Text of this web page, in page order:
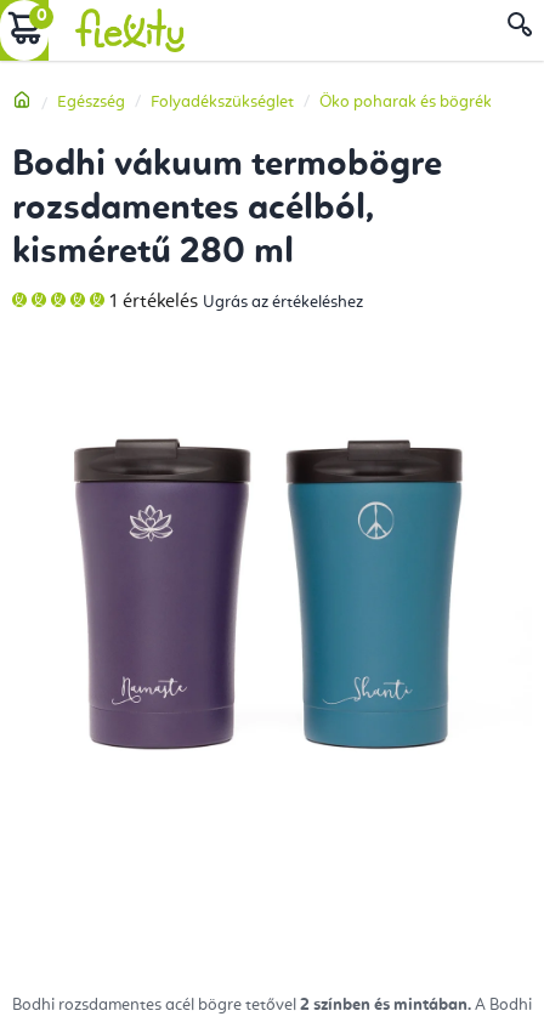
Ugrás
a
tartalomhoz
KOSÁR
Kezdőlap
Egészség Folyadékszükséglet Öko poharak és bögrék
Bodhi rozsdamentes acél bögre tetővel 2 színben és mintában. A Bodhi
Bodhi vákuum termobögre
rozsdamentes acélból,
kisméretű 280 ml
A
termék
1 értékelés Ugrás az értékeléshez